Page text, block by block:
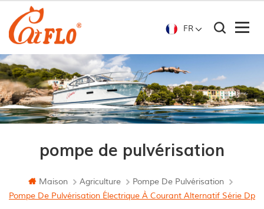
FR
pompe de pulvérisation
Maison Agriculture
Pompe De Pulvérisation
Pompe De Pulvérisation Électrique À Courant Alternatif Série Dp